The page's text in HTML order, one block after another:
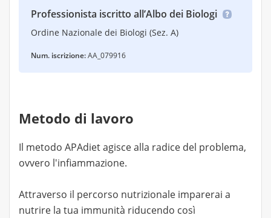
Professionista iscritto all’Albo dei Biologi
Ordine Nazionale dei Biologi (Sez. A)
Num. iscrizione:AA_079916
Metodo di lavoro
Il metodo APAdiet agisce alla radice del problema,
ovvero l'infiammazione.
Attraverso il percorso nutrizionale imparerai a
nutrire la tua immunità riducendo così